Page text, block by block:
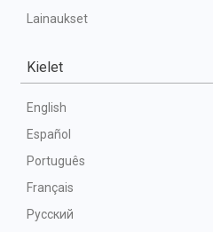
Lainaukset
Kielet
English
Español
Português
Français
Русский